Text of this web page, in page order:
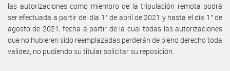
las autorizaciones como miembro de la tripulación remota podrá
ser efectuada a partir del día 1° de abril de 2021 y hasta el día 1° de
agosto de 2021, fecha a partir de la cual todas las autorizaciones
que no hubieren sido reemplazadas perderán de pleno derecho toda
validez, no pudiendo su titular solicitar su reposición.